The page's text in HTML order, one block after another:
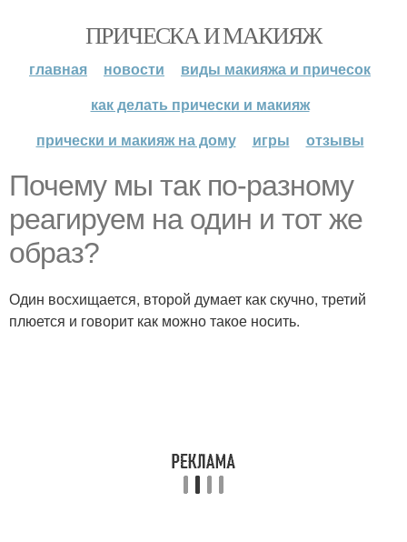
ПРИЧЕСКА И МАКИЯЖ
главная новости
виды макияжа и причесок
как делать прически и макияж
прически и макияж на дому
игры отзывы
Почему мы так по-разному
реагируем на один и тот же
образ?
Один восхищается, второй думает как скучно, третий
плюется и говорит как можно такое носить.